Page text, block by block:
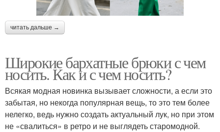
читать дальше →
Широкие бархатные брюки с чем
носить. Как и с чем носить?
Всякая модная новинка вызывает сложности, а если это
забытая, но некогда популярная вещь, то это тем более
нелегко, ведь нужно создать актуальный лук, но при этом
не «свалиться» в ретро и не выглядеть старомодной.